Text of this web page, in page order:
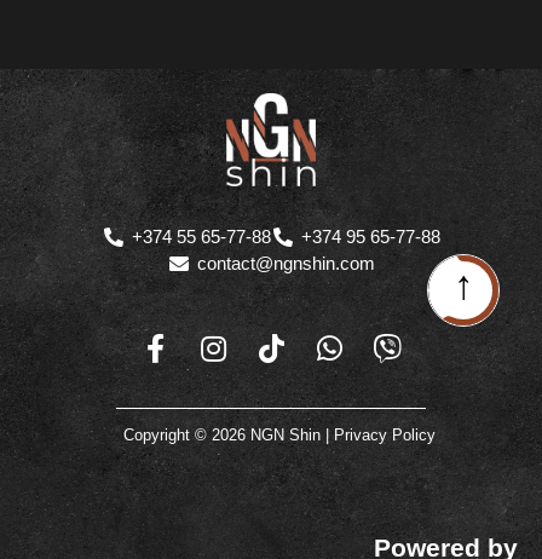
+374 55 65-77-88
+374 95 65-77-88
contact@ngnshin.com
Copyright © 2026 NGN Shin |Privacy Policy
↑
Powered by